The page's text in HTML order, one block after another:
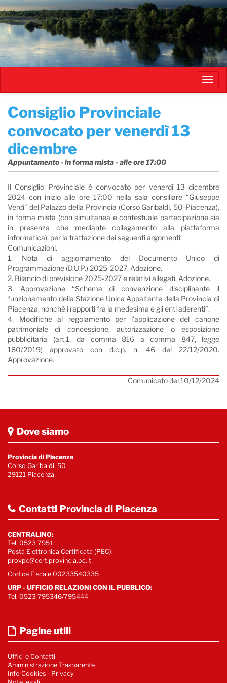
Salta
al
contenuto
principale
Consiglio Provinciale
convocato per venerdì 13
dicembre
Appuntamento - in forma mista - alle ore 17:00
Il Consiglio Provinciale è convocato per venerdì 13 dicembre
2024 con inizio alle ore 17:00 nella sala consiliare “Giuseppe
Verdi” del Palazzo della Provincia (Corso Garibaldi, 50-Piacenza),
in forma mista (con simultanea e contestuale partecipazione sia
in presenza che mediante collegamento alla piattaforma
informatica), per la trattazione dei seguenti argomenti:
Comunicazioni.
1. Nota di aggiornamento del Documento Unico di
Programmazione (D.U.P.) 2025-2027. Adozione.
2. Bilancio di previsione 2025-2027 e relativi allegati. Adozione.
3. Approvazione “Schema di convenzione disciplinante il
funzionamento della Stazione Unica Appaltante della Provincia di
Piacenza, nonché i rapporti fra la medesima e gli enti aderenti”.
4. Modifiche al regolamento per l'applicazione del canone
patrimoniale di concessione, autorizzazione o esposizione
pubblicitaria (art.1, da comma 816 a comma 847, legge
160/2019) approvato con d.c.p. n. 46 del 22/12/2020.
Approvazione.
Comunicato del 10/12/2024
Dove siamo
Provincia di Piacenza
Corso Garibaldi, 50
29121 Piacenza
Contatti Provincia di Piacenza
CENTRALINO:
Tel. 0523 7951
Posta Elettronica Certificata (PEC):
provpc@cert.provincia.pc.it
Codice Fiscale 00233540335
URP - UFFICIO RELAZIONI CON IL PUBBLICO:
Tel. 0523 795346/795444
Pagine utili
Uffici e Contatti
Amministrazione Trasparente
Info Cookies - Privacy